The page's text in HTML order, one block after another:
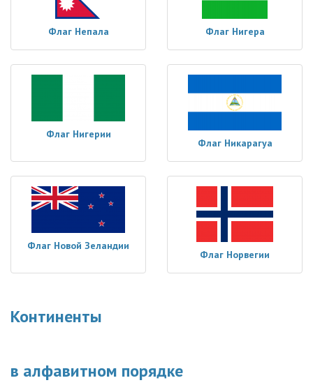
Флаг Непала Флаг Нигера
Флаг Нигерии
Флаг Никарагуа
Флаг Новой Зеландии
Флаг Норвегии
Континенты
в алфавитном порядке